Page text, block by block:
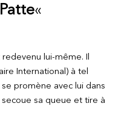
«
lui-même. Il
International) à tel
promène avec lui dans
sa queue et tire à